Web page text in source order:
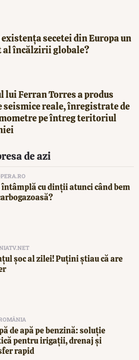
existența secetei din Europa un
al încălzirii globale?
lui Ferran Torres a produs
seismice reale, înregistrate de
pe întreg teritoriul
de azi
întâmplă cu dinții atunci când bem
şoc al zilei! Puţini ştiau că are
de apă pe benzină: soluție
pentru irigații, drenaj și
rapid